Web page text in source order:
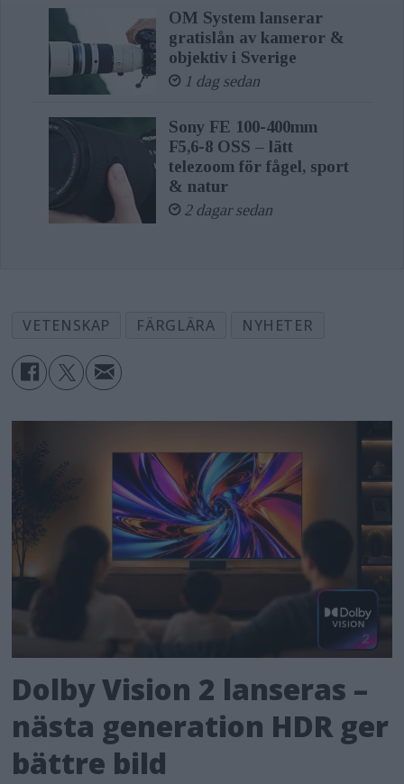
OM System lanserar
gratislån av kameror &
objektiv i Sverige
1 dag sedan
Sony FE 100-400mm
F5,6-8 OSS – lätt
telezoom för fågel, sport
& natur
2 dagar sedan
VETENSKAP FÄRGLÄRA NYHETER
Dolby Vision 2 lanseras –
nästa generation HDR ger
bättre bild